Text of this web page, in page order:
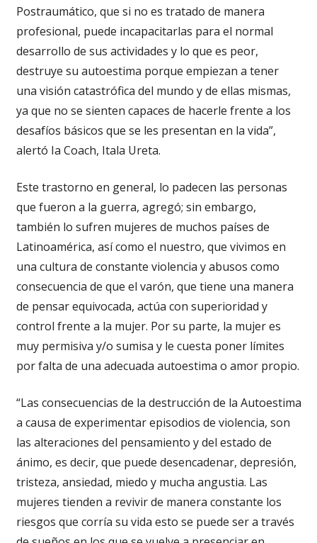
Postraumático, que si no es tratado de manera
profesional, puede incapacitarlas para el normal
desarrollo de sus actividades y lo que es peor,
destruye su autoestima porque empiezan a tener
una visión catastrófica del mundo y de ellas mismas,
ya que no se sienten capaces de hacerle frente a los
desafíos básicos que se les presentan en la vida”,
alertó Ia Coach, Itala Ureta.
Este trastorno en general, lo padecen las personas
que fueron a la guerra, agregó; sin embargo,
también lo sufren mujeres de muchos países de
Latinoamérica, así como el nuestro, que vivimos en
una cultura de constante violencia y abusos como
consecuencia de que el varón, que tiene una manera
de pensar equivocada, actúa con superioridad y
control frente a la mujer. Por su parte, la mujer es
muy permisiva y/o sumisa y le cuesta poner límites
por falta de una adecuada autoestima o amor propio.
“Las consecuencias de la destrucción de la Autoestima
a causa de experimentar episodios de violencia, son
las alteraciones del pensamiento y del estado de
ánimo, es decir, que puede desencadenar, depresión,
tristeza, ansiedad, miedo y mucha angustia. Las
mujeres tienden a revivir de manera constante los
riesgos que corría su vida esto se puede ser a través